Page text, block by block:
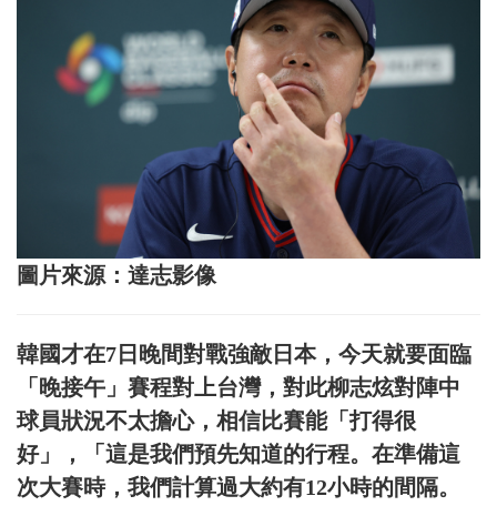
圖片來源：達志影像
韓國才在7日晚間對戰強敵日本，今天就要面臨
「晚接午」賽程對上台灣，對此柳志炫對陣中
球員狀況不太擔心，相信比賽能「打得很
好」，「這是我們預先知道的行程。在準備這
次大賽時，我們計算過大約有12小時的間隔。